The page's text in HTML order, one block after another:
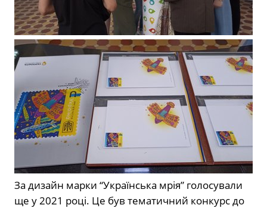
За дизайн марки “Українська мрія” голосували
ще у 2021 році. Це був тематичний конкурс до